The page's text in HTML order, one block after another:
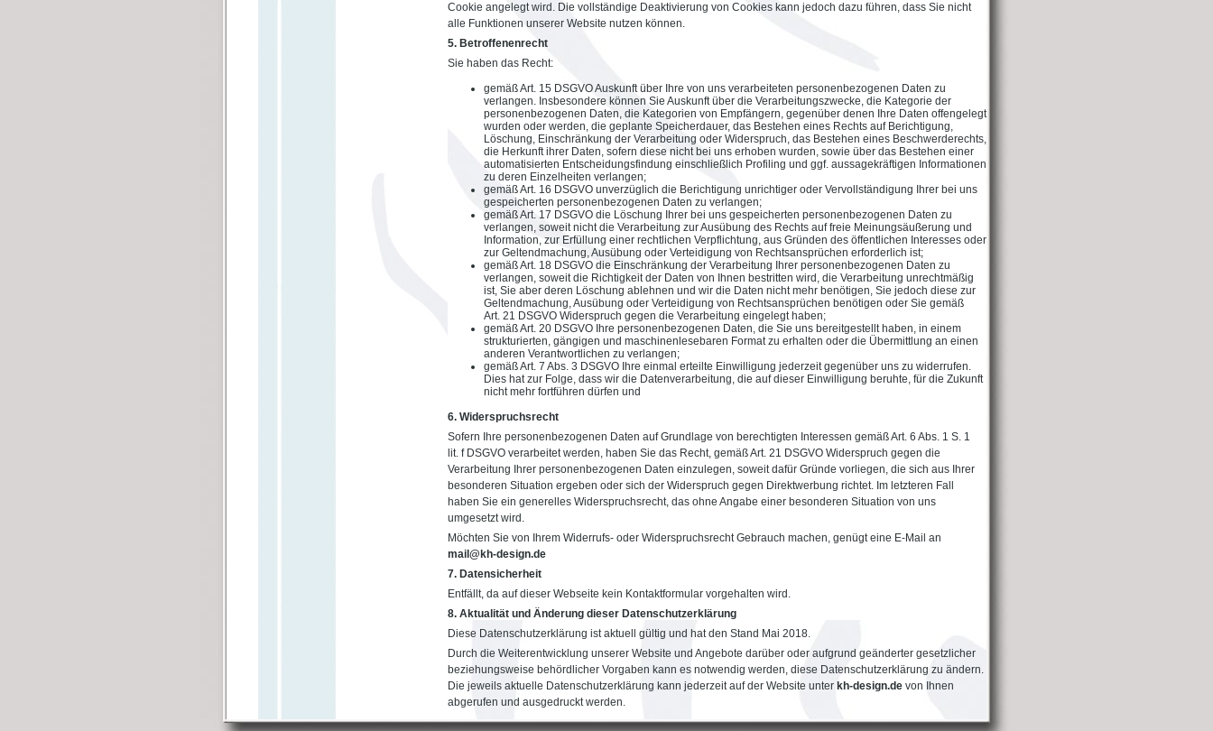
Cookie angelegt wird. Die vollständige Deaktivierung von Cookies kann jedoch dazu führen, dass Sie nicht
alle Funktionen unserer Website nutzen können.
5. Betroffenenrecht
Sie haben das Recht:
gemäß Art. 15 DSGVO Auskunft über Ihre von uns verarbeiteten personenbezogenen Daten zu
verlangen. Insbesondere können Sie Auskunft über die Verarbeitungszwecke, die Kategorie der
personenbezogenen Daten, die Kategorien von Empfängern, gegenüber denen Ihre Daten offengelegt
wurden oder werden, die geplante Speicherdauer, das Bestehen eines Rechts auf Berichtigung,
Löschung, Einschränkung der Verarbeitung oder Widerspruch, das Bestehen eines Beschwerderechts,
die Herkunft ihrer Daten, sofern diese nicht bei uns erhoben wurden, sowie über das Bestehen einer
automatisierten Entscheidungsfindung einschließlich Profiling und ggf. aussagekräftigen Informationen
zu deren Einzelheiten verlangen;
gemäß Art. 16 DSGVO unverzüglich die Berichtigung unrichtiger oder Vervollständigung Ihrer bei uns
gespeicherten personenbezogenen Daten zu verlangen;
gemäß Art. 17 DSGVO die Löschung Ihrer bei uns gespeicherten personenbezogenen Daten zu
verlangen, soweit nicht die Verarbeitung zur Ausübung des Rechts auf freie Meinungsäußerung und
Information, zur Erfüllung einer rechtlichen Verpflichtung, aus Gründen des öffentlichen Interesses oder
zur Geltendmachung, Ausübung oder Verteidigung von Rechtsansprüchen erforderlich ist;
gemäß Art. 18 DSGVO die Einschränkung der Verarbeitung Ihrer personenbezogenen Daten zu
verlangen, soweit die Richtigkeit der Daten von Ihnen bestritten wird, die Verarbeitung unrechtmäßig
ist, Sie aber deren Löschung ablehnen und wir die Daten nicht mehr benötigen, Sie jedoch diese zur
Geltendmachung, Ausübung oder Verteidigung von Rechtsansprüchen benötigen oder Sie gemäß
Art. 21 DSGVO Widerspruch gegen die Verarbeitung eingelegt haben;
gemäß Art. 20 DSGVO Ihre personenbezogenen Daten, die Sie uns bereitgestellt haben, in einem
strukturierten, gängigen und maschinenlesebaren Format zu erhalten oder die Übermittlung an einen
anderen Verantwortlichen zu verlangen;
gemäß Art. 7 Abs. 3 DSGVO Ihre einmal erteilte Einwilligung jederzeit gegenüber uns zu widerrufen.
Dies hat zur Folge, dass wir die Datenverarbeitung, die auf dieser Einwilligung beruhte, für die Zukunft
nicht mehr fortführen dürfen und
6. Widerspruchsrecht
Sofern Ihre personenbezogenen Daten auf Grundlage von berechtigten Interessen gemäß Art. 6 Abs. 1 S. 1
lit. f DSGVO verarbeitet werden, haben Sie das Recht, gemäß Art. 21 DSGVO Widerspruch gegen die
Verarbeitung Ihrer personenbezogenen Daten einzulegen, soweit dafür Gründe vorliegen, die sich aus Ihrer
besonderen Situation ergeben oder sich der Widerspruch gegen Direktwerbung richtet. Im letzteren Fall
haben Sie ein generelles Widerspruchsrecht, das ohne Angabe einer besonderen Situation von uns
umgesetzt wird.
Möchten Sie von Ihrem Widerrufs- oder Widerspruchsrecht Gebrauch machen, genügt eine E-Mail an
mail@kh-design.de
7. Datensicherheit
Entfällt, da auf dieser Webseite kein Kontaktformular vorgehalten wird.
8. Aktualität und Änderung dieser Datenschutzerklärung
Diese Datenschutzerklärung ist aktuell gültig und hat den Stand Mai 2018.
Durch die Weiterentwicklung unserer Website und Angebote darüber oder aufgrund geänderter gesetzlicher
beziehungsweise behördlicher Vorgaben kann es notwendig werden, diese Datenschutzerklärung zu ändern.
Die jeweils aktuelle Datenschutzerklärung kann jederzeit auf der Website unter kh-design.de von Ihnen
abgerufen und ausgedruckt werden.